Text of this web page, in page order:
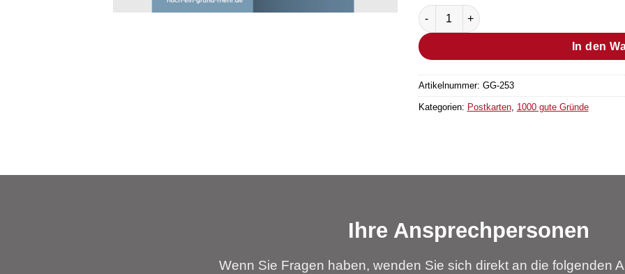
Postkarte Grund Nr. 190 (Bestellmenge "1"
In den
Artikelnummer: GG-253
Kategorien: Postkarten, 1000 gute Gründe
Ihre Ansprechpersonen
Wenn Sie Fragen haben, wenden Sie sich direkt an die folgenden